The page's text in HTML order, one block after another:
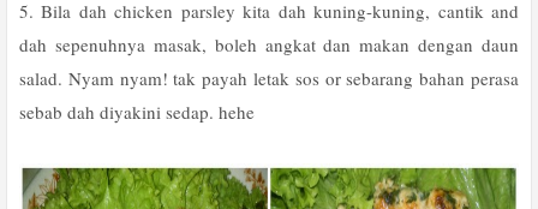
5. Bila dah chicken parsley kita dah kuning-kuning, cantik and
dah sepenuhnya masak, boleh angkat dan makan dengan daun
salad. Nyam nyam! tak payah letak sos or sebarang bahan perasa
sebab dah diyakini sedap. hehe